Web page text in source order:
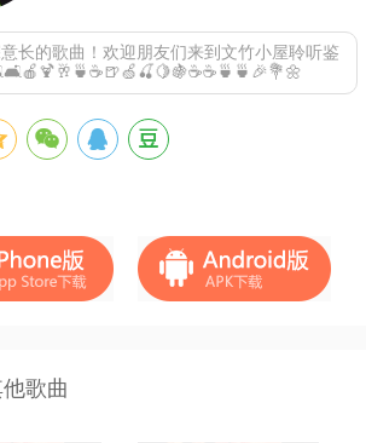
长的歌曲！欢迎朋友们来到文竹小屋聆听鉴
歌曲